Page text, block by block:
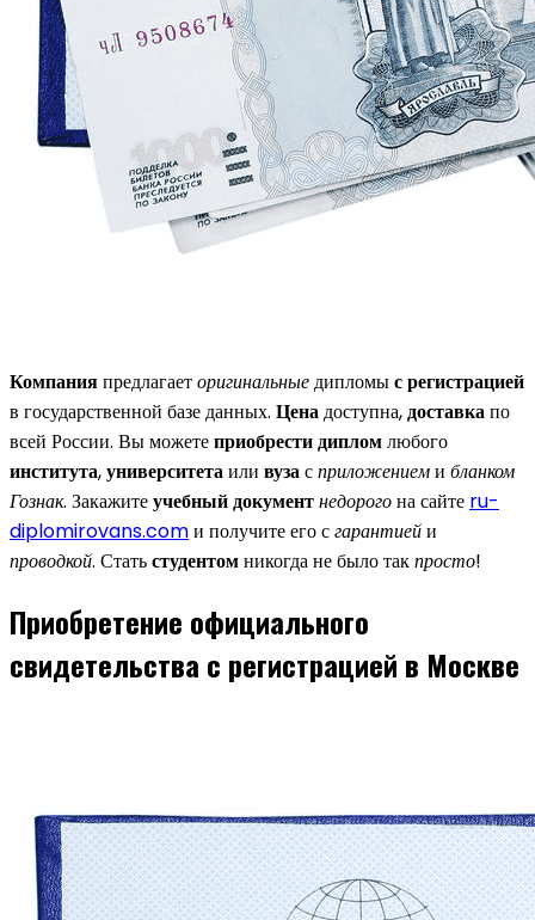
Компанияпредлагаеторигинальныедипломыс регистрацией
в государственной базе данных. Ценадоступна,доставкапо
всей России. Вы можетеприобрести дипломлюбого
института,университетаили вузасприложениеми бланком
Гознак. Закажитеучебный документнедорогона сайте ru-
diplomirovans.comи получите его сгарантиейи
проводкой. Статьстудентомникогда не было такпросто!
Приобретение официального
свидетельства с регистрацией в Москве